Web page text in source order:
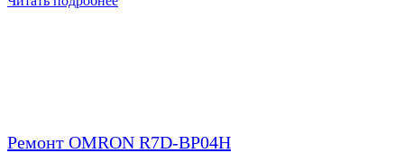
Ремонт OMRON R7D-BP04H